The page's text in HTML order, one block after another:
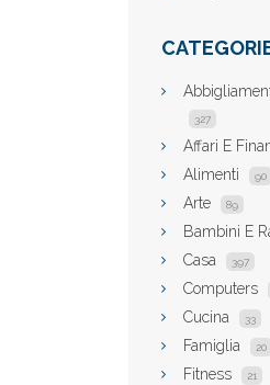
327
Affari E
Alimenti 90
Arte 89
Bambini E
Casa 397
Computers
Cucina 33
Famiglia 20
Fitness 21